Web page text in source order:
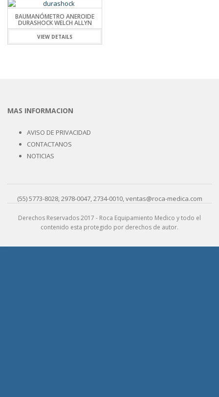
BAUMANÓMETRO ANEROIDE
DURASHOCK WELCH ALLYN
VIEW DETAILS
MAS INFORMACION
AVISO DE PRIVACIDAD
CONTACTANOS
NOTICIAS
(55) 5773-8028, 2978-0047, 2734-0010, ventas@roca-medica.com
Derechos Reservados 2017 - Roca Equipamiento Medico y todo el
contenido esta protegido por derechos de autor.